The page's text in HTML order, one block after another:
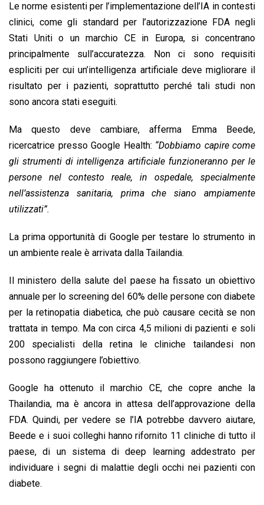
Le norme esistenti per l’implementazione dell’IA in contesti
clinici, come gli standard per l’autorizzazione FDA negli
Stati Uniti o un marchio CE in Europa, si concentrano
principalmente sull’accuratezza. Non ci sono requisiti
espliciti per cui un’intelligenza artificiale deve migliorare il
risultato per i pazienti, soprattutto perché tali studi non
sono ancora stati eseguiti.
Ma questo deve cambiare, afferma Emma Beede,
ricercatrice presso Google Health: “Dobbiamo capire come
gli strumenti di intelligenza artificiale funzioneranno per le
persone nel contesto reale, in ospedale, specialmente
nell’assistenza sanitaria, prima che siano ampiamente
utilizzati”.
La prima opportunità di Google per testare lo strumento in
un ambiente reale è arrivata dalla Tailandia.
Il ministero della salute del paese ha fissato un obiettivo
annuale per lo screening del 60% delle persone con diabete
per la retinopatia diabetica, che può causare cecità se non
trattata in tempo. Ma con circa 4,5 milioni di pazienti e soli
200 specialisti della retina le cliniche tailandesi non
possono raggiungere l’obiettivo.
Google ha ottenuto il marchio CE, che copre anche la
Thailandia, ma è ancora in attesa dell’approvazione della
FDA. Quindi, per vedere se l’IA potrebbe davvero aiutare,
Beede e i suoi colleghi hanno rifornito 11 cliniche di tutto il
paese, di un sistema di deep learning addestrato per
individuare i segni di malattie degli occhi nei pazienti con
diabete.